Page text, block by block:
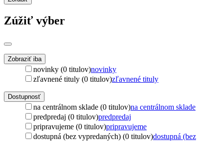
Zúžiť výber
Zobraziť iba
novinky (0 titulov)novinky
zľavnené tituly (0 titulov)zľavnené tituly
Dostupnosť
na centrálnom sklade (0 titulov)na centrálnom sklade
predpredaj (0 titulov)predpredaj
pripravujeme (0 titulov)pripravujeme
dostupná (bez vypredaných) (0 titulov)dostupná (bez